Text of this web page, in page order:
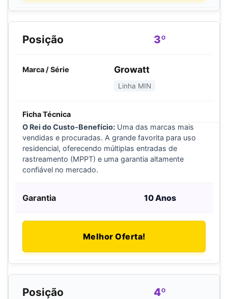
3º
Growatt
Linha MIN
O Rei do Custo-Benefício: Uma das marcas mais
vendidas e procuradas. A grande favorita para uso
residencial, oferecendo múltiplas entradas de
rastreamento (MPPT) e uma garantia altamente
confiável no mercado.
10 Anos
Melhor Oferta!
4º